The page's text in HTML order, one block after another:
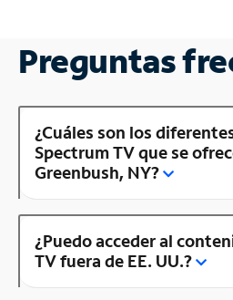
Preguntas
¿Cuáles son los
Spectrum TV que se
Greenbush, NY?
¿Puedo acceder al
TV fuera de EE. UU.?